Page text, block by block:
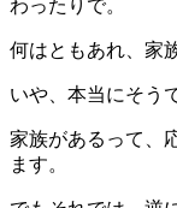
わったりで。
何はともあれ、家
いや、本当にそう
家族があるって、
ます。